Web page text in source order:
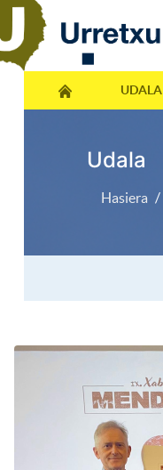
UDALA
Udala
Hasiera